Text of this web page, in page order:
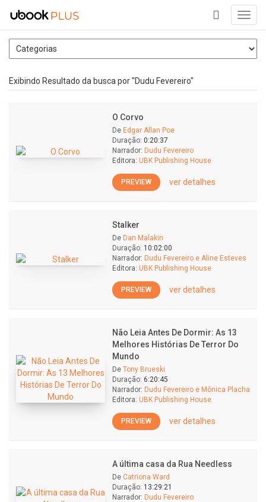
+
Exibindo Resultado da busca por "Dudu Fevereiro"
O Corvo
De Edgar Allan Poe
Duração: 0:20:37
Narrador: Dudu Fevereiro
Editora: UBK Publishing House
PREVIEW ver detalhes
Stalker
De Dan Malakin
Duração: 10:02:00
Narrador: Dudu Fevereiro e Aline Esteves
Editora: UBK Publishing House
PREVIEW ver detalhes
Não Leia Antes De Dormir: As 13
Melhores Histórias De Terror Do
Mundo
De Tony Brueski
Duração: 6:20:45
Narrador: Dudu Fevereiro e Mônica Placha
Editora: UBK Publishing House
PREVIEW ver detalhes
A última casa da Rua Needless
De Catriona Ward
Duração: 13:29:21
Narrador: Dudu Fevereiro